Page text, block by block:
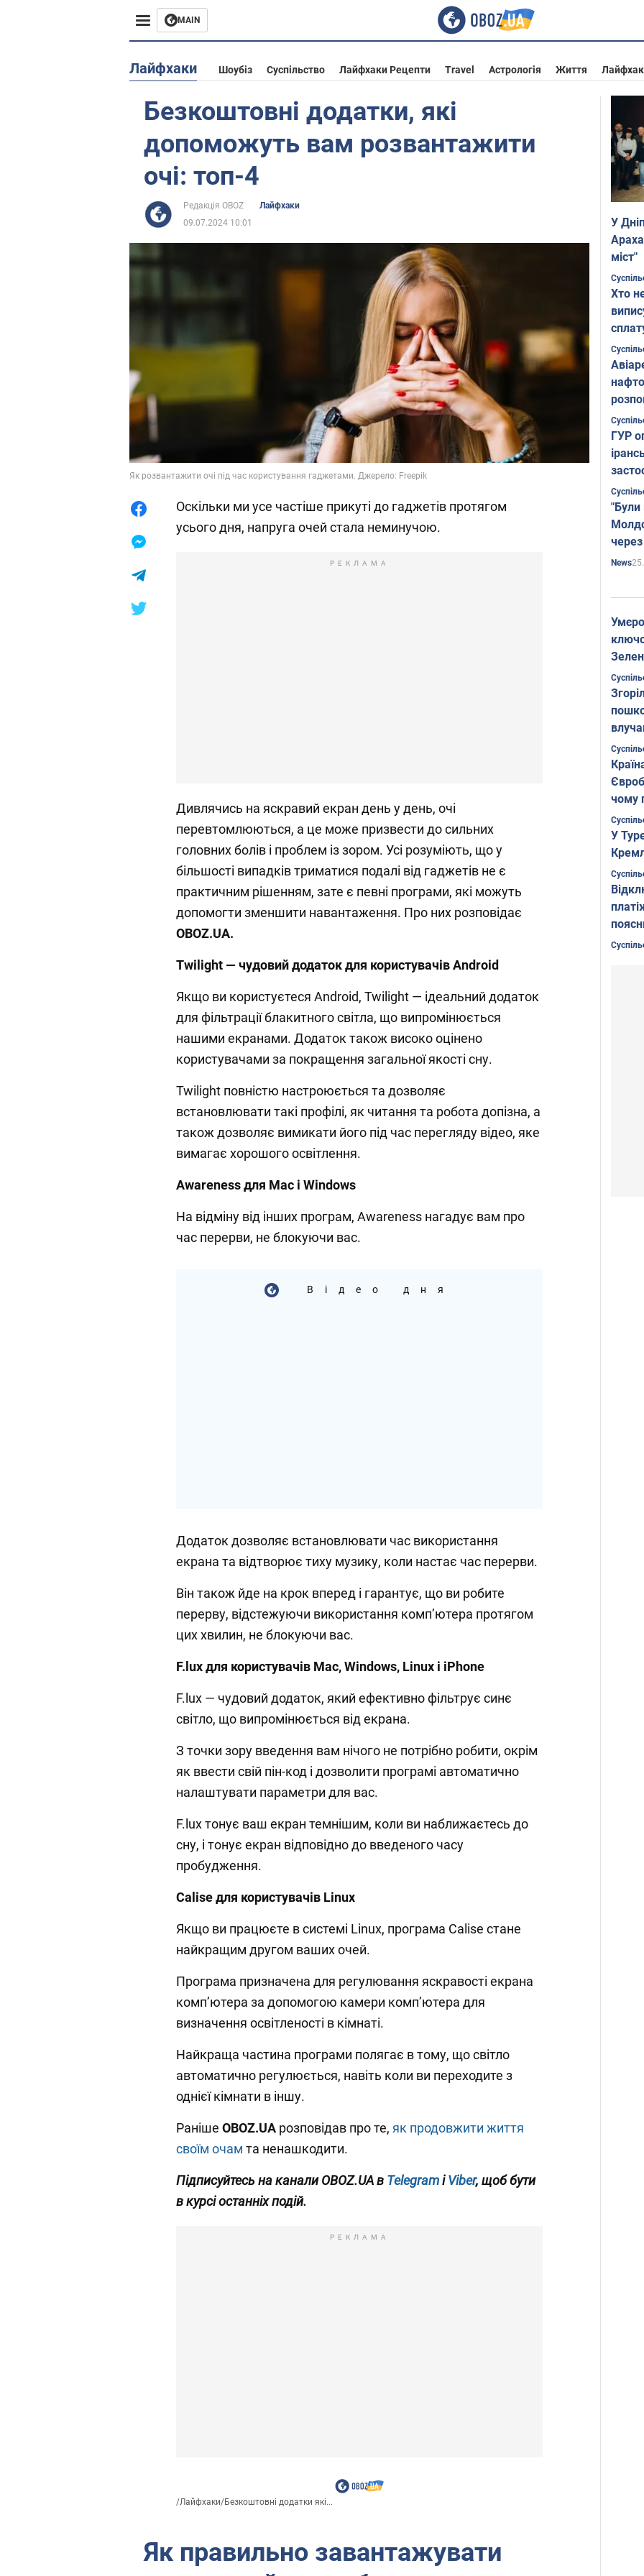
MAIN
Європа
Африка
Життя
Лайфхаки Шоубіз Суспільство Лайфхаки Рецепти Travel Астрологія Життя
Безкоштовні додатки, які
допоможуть вам розвантажити
очі: топ-4
Редакція OBOZ
Лайфхаки
09.07.2024 10:01
Як розвантажити очі під час користування гаджетами. Джерело: Freepik
Оскільки ми усе частіше прикуті до гаджетів протягом
усього дня, напруга очей стала неминучою.
РЕКЛАМА
Дивлячись на яскравий екран день у день, очі
перевтомлюються, а це може призвести до сильних
головних болів і проблем із зором. Усі розуміють, що у
більшості випадків триматися подалі від гаджетів не є
практичним рішенням, зате є певні програми, які можуть
допомогти зменшити навантаження. Про них розповідає
OBOZ.UA.
Twilight — чудовий додаток для користувачів Android
Якщо ви користуєтеся Android, Twilight — ідеальний додаток
для фільтрації блакитного світла, що випромінюється
нашими екранами. Додаток також високо оцінено
користувачами за покращення загальної якості сну.
Twilight повністю настроюється та дозволяє
встановлювати такі профілі, як читання та робота допізна, а
також дозволяє вимикати його під час перегляду відео, яке
вимагає хорошого освітлення.
Awareness для Mac і Windows
На відміну від інших програм, Awareness нагадує вам про
час перерви, не блокуючи вас.
Відео дня
Додаток дозволяє встановлювати час використання
екрана та відтворює тиху музику, коли настає час перерви.
Він також йде на крок вперед і гарантує, що ви робите
перерву, відстежуючи використання комп’ютера протягом
цих хвилин, не блокуючи вас.
F.lux для користувачів Mac, Windows, Linux і iPhone
F.lux — чудовий додаток, який ефективно фільтрує синє
світло, що випромінюється від екрана.
З точки зору введення вам нічого не потрібно робити, окрім
як ввести свій пін-код і дозволити програмі автоматично
налаштувати параметри для вас.
F.lux тонує ваш екран темнішим, коли ви наближаєтесь до
сну, і тонує екран відповідно до введеного часу
пробудження.
Calise для користувачів Linux
Якщо ви працюєте в системі Linux, програма Calise стане
найкращим другом ваших очей.
Програма призначена для регулювання яскравості екрана
комп’ютера за допомогою камери комп’ютера для
визначення освітленості в кімнаті.
Найкраща частина програми полягає в тому, що світло
автоматично регулюється, навіть коли ви переходите з
однієї кімнати в іншу.
Раніше OBOZ.UA розповідав про те, як продовжити життя
своїм очам та ненашкодити.
Підписуйтесь на канали OBOZ.UA в TelegramіViber, щоб бути
в курсі останніх подій.
РЕКЛАМА
/Лайфхаки/Безкоштовні додатки які...
Як правильно завантажувати
У
міст"
Хто
ГУР
"Були
News
Фото
чому
У